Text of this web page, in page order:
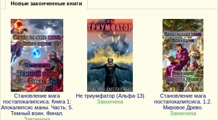
Новые законченные книги
Становление мага
постапокалипсиса. Книга 1:
Апокалипсис маны. Часть: 5.
Темный воин. Финал.
Не триумфатор (Альфа-13)
Закончена
Становление мага
постапокалипсиса. 1.2.
Мировое Древо.
Закончена